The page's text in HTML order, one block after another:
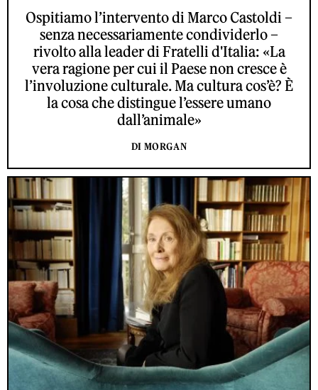
Ospitiamo l’intervento di Marco Castoldi –
senza necessariamente condividerlo –
rivolto alla leader di Fratelli d'Italia: «La
vera ragione per cui il Paese non cresce è
l’involuzione culturale. Ma cultura cos’è? È
la cosa che distingue l’essere umano
dall’animale»
DI MORGAN